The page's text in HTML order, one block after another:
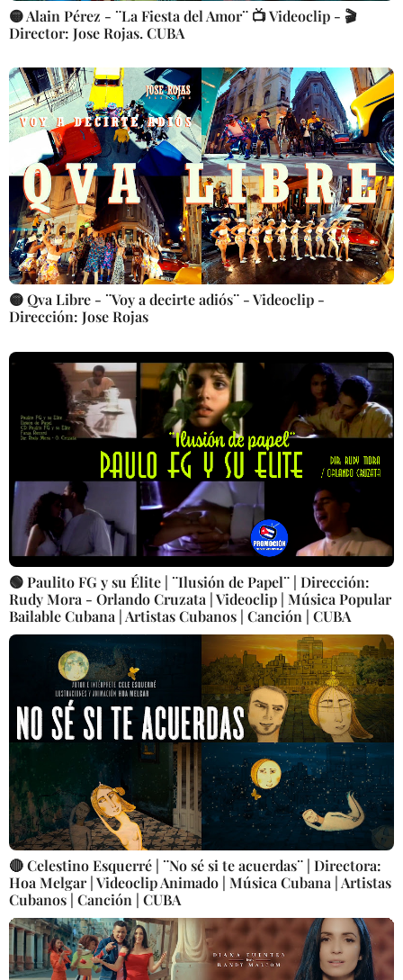
🟡 Alain Pérez - ¨La Fiesta del Amor¨ 📺 Videoclip - 🎬
Director: Jose Rojas. CUBA
🟡 Qva Libre - ¨Voy a decirte adiós¨ - Videoclip -
Dirección: Jose Rojas
🟢 Paulito FG y su Élite | ¨Ilusión de Papel¨ | Dirección:
Rudy Mora - Orlando Cruzata | Videoclip | Música Popular
Bailable Cubana | Artistas Cubanos | Canción | CUBA
🔴 Celestino Esquerré | ¨No sé si te acuerdas¨ | Directora:
Hoa Melgar | Videoclip Animado | Música Cubana | Artistas
Cubanos | Canción | CUBA